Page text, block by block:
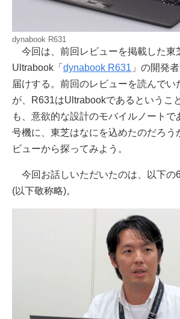
dynabook R631
今回は、前回レビューを掲載した東
Ultrabook「 dynabook R631 」の開発
届けする。前回のレビューを読んでい
が、R631はUltrabookであるというこ
も、意欲的な設計のモバイルノートで
号機に、東芝はなにを込めたのだろう
ビューから探ってみよう。
今回お話しいただいたのは、以下の
(以下敬称略)。